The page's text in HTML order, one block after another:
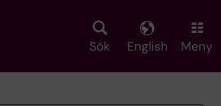
Sök English Meny